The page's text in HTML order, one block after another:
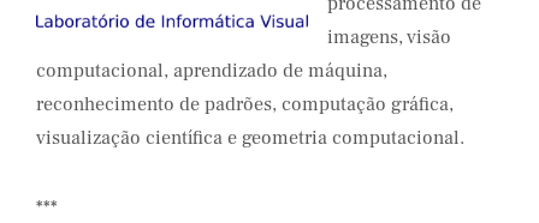
imagens, visão
computacional, aprendizado de máquina,
reconhecimento de padrões, computação gráfica,
visualização científica e geometria computacional.
***